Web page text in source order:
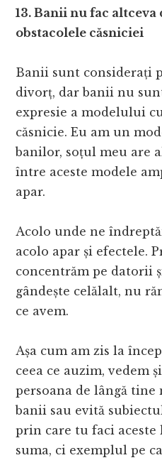
13. Banii nu fac
obstacolele căsniciei
Banii sunt considerați
divorț, dar banii nu
expresie a modelului
căsnicie. Eu am un
banilor, soțul meu are
între aceste modele
apar.
Acolo unde ne
acolo apar și efectele.
concentrăm pe datorii
gândește celălalt, nu
ce avem.
Așa cum am zis la
ceea ce auzim, vedem
persoana de lângă tine
banii sau evită
prin care tu faci
suma, ci exemplul pe